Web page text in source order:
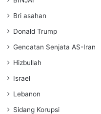
Bri asahan
Donald Trump
Gencatan Senjata AS-Iran
Hizbullah
Israel
Lebanon
Sidang Korupsi